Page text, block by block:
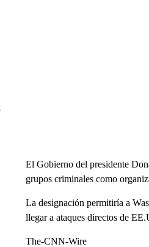
El Gobierno del presidente
grupos criminales como
La designación permitiría a
llegar a ataques directos de
The-CNN-Wire